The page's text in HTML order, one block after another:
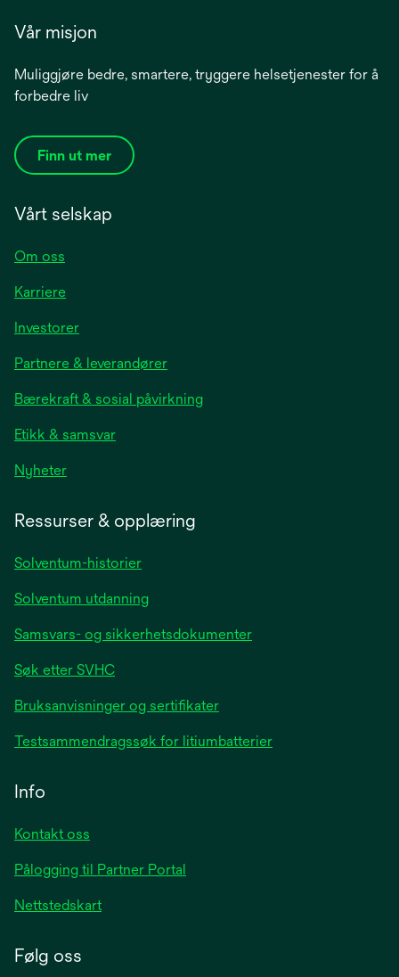
Vår misjon
Muliggjøre bedre, smartere, tryggere helsetjenester for å
forbedre liv
Finn ut mer
Vårt selskap
Om oss
Karriere
Investoreropens
a
new
Partnere & leverandører
Bærekraft & sosial påvirkning
Etikk & samsvar
Nyheteropens
Ressurser & opplæring
Solventum-historier
Solventum utdanning
Samsvars- og sikkerhetsdokumenter
Søk etter SVHC
Bruksanvisninger og sertifikater
Testsammendragssøk for litiumbatterier
Info
Kontakt oss
Pålogging til Partner Portal
Nettstedskart
Følg oss